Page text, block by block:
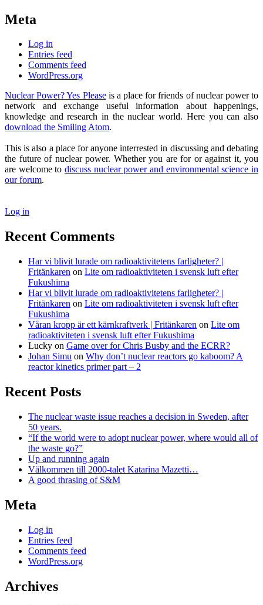
Meta
Log in
Entries feed
Comments feed
WordPress.org
Nuclear Power? Yes Pleaseis a place for friends of nuclear power to
network and exchange useful information about happenings,
knowledge and research in the nuclear world. Here you can also
download the Smiling Atom.
This is also a place for anyone interrested in discussing and debating
the future of nuclear power. Whether you are for or against it, you
are welcome to discuss nuclear power and environmental science in
our forum.
Log in
Recent Comments
Har vi blivit lurade om radioaktivitetens farligheter? |
Fritänkaren on Lite om radioaktiviteten i svensk luft efter
Fukushima
Har vi blivit lurade om radioaktivitetens farligheter? |
Fritänkaren on Lite om radioaktiviteten i svensk luft efter
Fukushima
Våran kropp är ett kärnkraftverk | Fritänkaren on Lite om
radioaktiviteten i svensk luft efter Fukushima
Lucky on Game over for Chris Busby and the ECRR?
Johan Simu on Why don’t nuclear reactors go kaboom? A
reactor kinetics primer part – 2
Recent Posts
The nuclear waste issue reaches a decision in Sweden, after
50 years.
“If the world were to adopt nuclear power, where would all of
the waste go?”
Up and running again
Välkommen till 2000-talet Katarina Mazetti…
A good thrasing of S&M
Meta
Log in
Entries feed
Comments feed
WordPress.org
Archives